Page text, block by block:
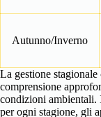
Autunno/Inverno
La gestione
comprensione
condizioni ambientali.
per ogni stagione, gli